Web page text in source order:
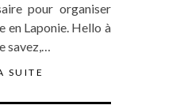
pour organiser
en Laponie. Hello à
savez,…
SUITE